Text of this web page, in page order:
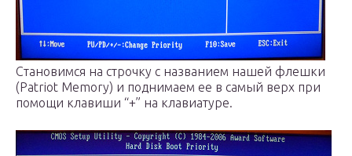
Становимся на строчку с названием нашей флешки
(Patriot Memory) и поднимаем ее в самый верх при
помощи клавиши “+” на клавиатуре.